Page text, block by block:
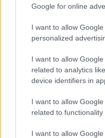
Google for online
I want to allow
personalized
I want to allow
related to analytics
device identifiers in
I want to allow
related to
I want to allow
ΠΟΛΙΤΙΚΗ 07/07/2025 19:45
Ζέττα Μακρή: Ο
μου «έβαλε το
έχω αρνητικά